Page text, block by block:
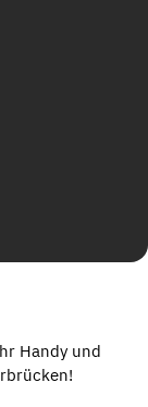
Handy und